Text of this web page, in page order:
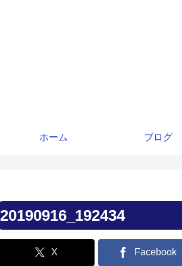
ホーム ブログ
20190916_192434
X Facebook